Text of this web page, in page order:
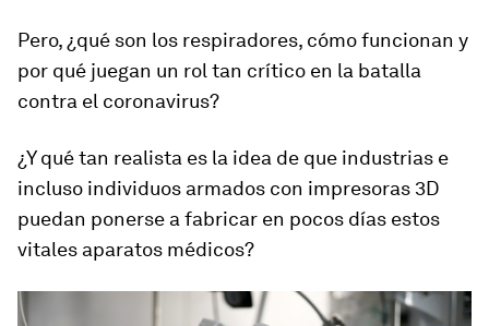
Pero, ¿qué son los respiradores, cómo funcionan y
por qué juegan un rol tan crítico en la batalla
contra el coronavirus?
¿Y qué tan realista es la idea de que industrias e
incluso individuos armados con impresoras 3D
puedan ponerse a fabricar en pocos días estos
vitales aparatos médicos?